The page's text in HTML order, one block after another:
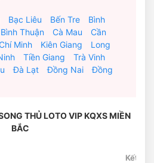
Bạc Liêu Bến Tre
Bình
Bình Thuận Cà Mau
Cần
Minh Kiên Giang
Long
Tiền Giang
Trà Vinh
Đà Lạt Đồng Nai
Đồng
THỦ LOTO VIP KQXS MIỀN
BẮC
Kết